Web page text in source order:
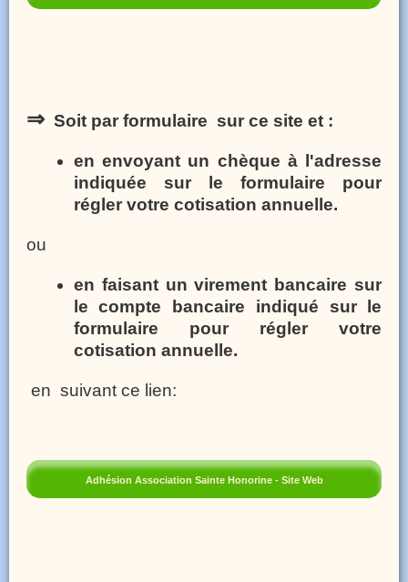
⇒Soit par formulaire sur ce site et :
en envoyant un chèque à l'adresse
indiquée sur le formulaire pour
régler votre cotisation annuelle.
ou
en faisant un virement bancaire sur
le compte bancaire indiqué sur le
formulaire pour régler votre
cotisation annuelle.
en suivant ce lien:
Adhésion Association Sainte Honorine - Site Web